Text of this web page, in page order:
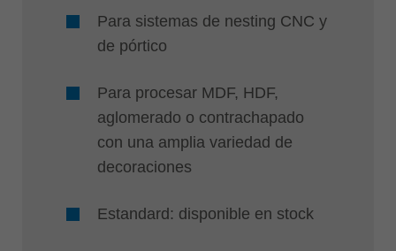
Para sistemas de nesting CNC y
de pórtico
Para procesar MDF, HDF,
aglomerado o contrachapado
con una amplia variedad de
decoraciones
Estandard: disponible en stock